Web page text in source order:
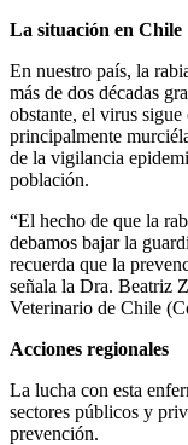
La situación en Chile
En nuestro país, la
más de dos décadas
obstante, el virus sigue
principalmente
de la vigilancia
población.
“El hecho de que la
debamos bajar la
recuerda que la
señala la Dra. Beatriz
Veterinario de Chile
Acciones regionales
La lucha con esta
sectores públicos y
prevención.